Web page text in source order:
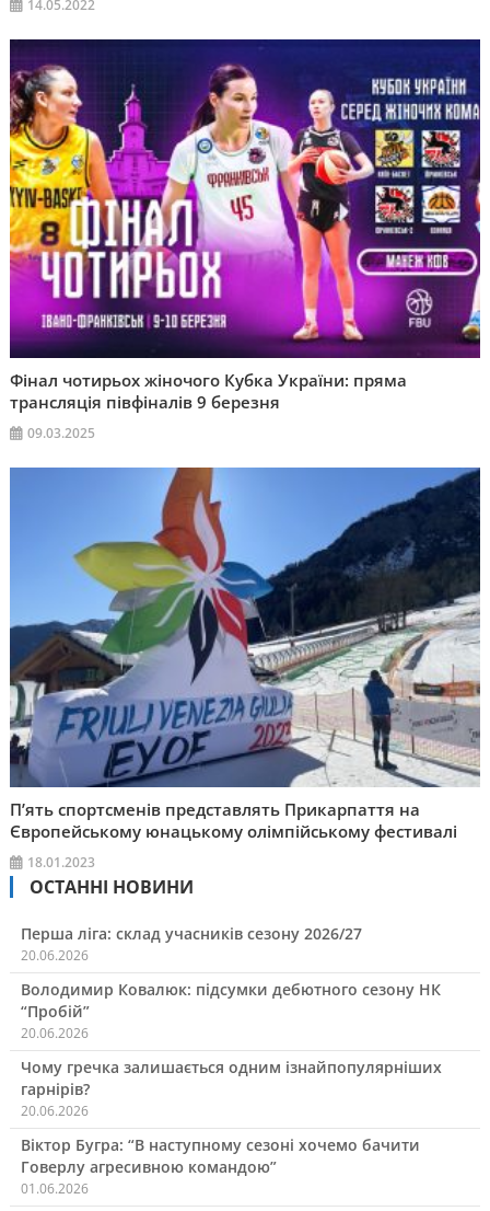
14.05.2022
Фінал чотирьох жіночого Кубка України: пряма
трансляція півфіналів 9 березня
09.03.2025
П’ять спортсменів представлять Прикарпаття на
Європейському юнацькому олімпійському фестивалі
18.01.2023
ОСТАННІ НОВИНИ
Перша ліга: склад учасників сезону 2026/27
20.06.2026
Володимир Ковалюк: підсумки дебютного сезону НК
“Пробій”
20.06.2026
Чому гречка залишається одним ізнайпопулярніших
гарнірів?
20.06.2026
Віктор Бугра: “В наступному сезоні хочемо бачити
Говерлу агресивною командою”
01.06.2026